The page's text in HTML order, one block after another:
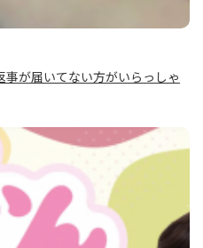
が届いてない方がいらっしゃ